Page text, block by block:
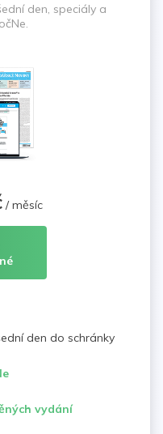
den, speciály a
/ měsíc
den do schránky
vydání